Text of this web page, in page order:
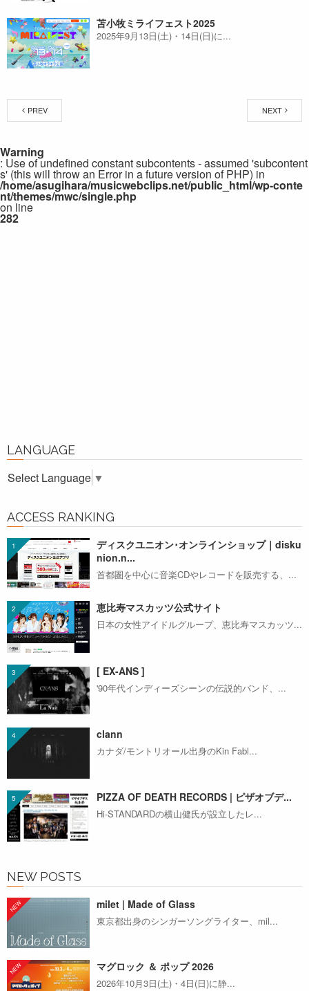
苫小牧ミライフェスト2025
2025年9月13日(土)・14日(日)に...
PREV NEXT
Warning
: Use of undefined constant subcontents - assumed 'subcontent
s' (this will throw an Error in a future version of PHP) in
/home/asugihara/musicwebclips.net/public_html/wp-conte
nt/themes/mwc/single.php
on line
282
LANGUAGE
Select Language ▼
ACCESS RANKING
ディスクユニオン･オンラインショップ｜disku
nion.n...
首都圏を中心に音楽CDやレコードを販売する、...
恵比寿マスカッツ公式サイト
日本の女性アイドルグループ、恵比寿マスカッツ...
[ EX-ANS ]
'90年代インディーズシーンの伝説的バンド、...
clann
カナダ/モントリオール出身のKin Fabl...
PIZZA OF DEATH RECORDS | ピザオブデ...
Hi-STANDARDの横山健氏が設立したレ...
NEW POSTS
milet | Made of Glass
東京都出身のシンガーソングライター、mil...
マグロック ＆ ポップ 2026
2026年10月3日(土)・4日(日)に静...